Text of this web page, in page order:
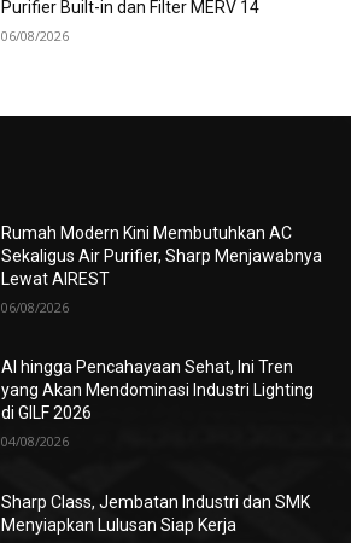
Purifier Built-in dan Filter MERV 14
06/08/2026
Rumah Modern Kini Membutuhkan AC
Sekaligus Air Purifier, Sharp Menjawabnya
Lewat AIREST
06/08/2026
AI hingga Pencahayaan Sehat, Ini Tren
yang Akan Mendominasi Industri Lighting
di GILF 2026
04/08/2026
Sharp Class, Jembatan Industri dan SMK
Menyiapkan Lulusan Siap Kerja